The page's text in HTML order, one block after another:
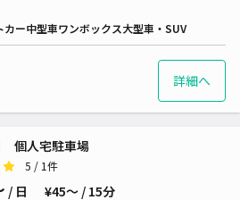
カー中型車ワンボックス大型車・SUV
詳細へ
個人宅駐車場
5 / 1件
/ 日 ¥45〜 / 15分